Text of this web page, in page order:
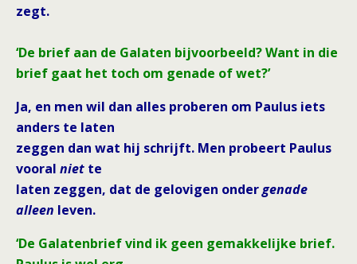
zegt.
‘De brief aan de Galaten bijvoorbeeld? Want in die
brief gaat het toch om genade of wet?’
Ja, en men wil dan alles proberen om Paulus iets
anders te laten
zeggen dan wat hij schrijft. Men probeert Paulus
vooral niet te
laten zeggen, dat de gelovigen ondergenade
alleen leven.
‘De Galatenbrief vind ik geen gemakkelijke brief.